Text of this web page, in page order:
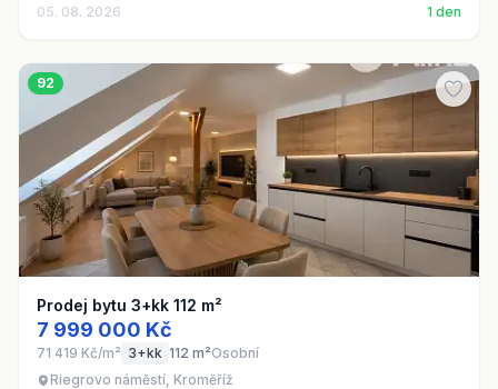
05. 08. 2026
1 den
92
Prodej bytu 3+kk 112 m²
7 999 000 Kč
71 419 Kč/m² 3+kk 112 m²Osobní
Riegrovo náměstí, Kroměříž